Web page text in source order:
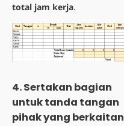
total jam kerja.
4. Sertakan bagian
untuk tanda tangan
pihak yang berkaitan